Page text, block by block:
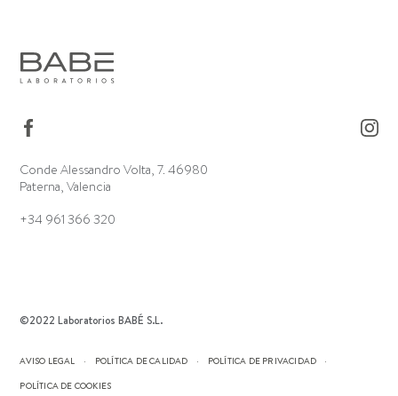
Conde Alessandro Volta, 7. 46980
Paterna, Valencia
+34 961 366 320
©2022 Laboratorios BABÉ S.L.
AVISO LEGAL POLÍTICA DE CALIDAD
POLÍTICA DE PRIVACIDAD
POLÍTICA DE COOKIES